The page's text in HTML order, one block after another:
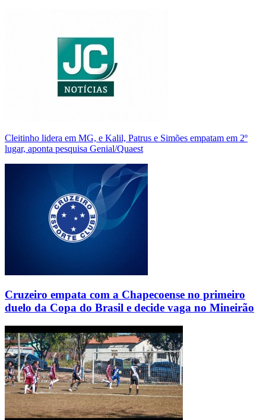
Cleitinho lidera em MG, e Kalil, Patrus e Simões empatam em 2º
lugar, aponta pesquisa Genial/Quaest
Cruzeiro empata com a Chapecoense no primeiro
duelo da Copa do Brasil e decide vaga no Mineirão